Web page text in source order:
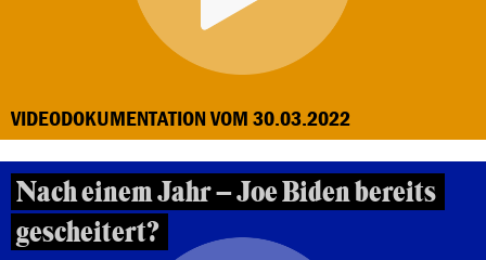
VIDEODOKUMENTATION VOM 30.03.2022
Nach einem Jahr – Joe Biden bereits
gescheitert?